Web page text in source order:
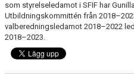
som styrelseledamot i SFIF har
Utbildningskommittén från
valberedningsledamot 2018–2022
2018–2023.